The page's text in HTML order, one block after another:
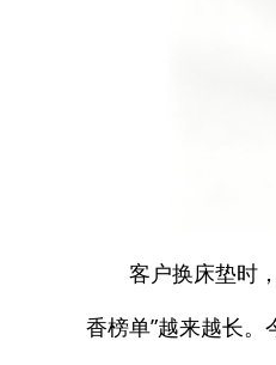
客户换床垫时
香榜单”越来越长